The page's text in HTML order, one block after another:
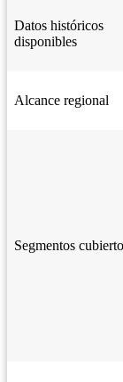
Datos históricos
disponibles
Alcance regional
Segmentos